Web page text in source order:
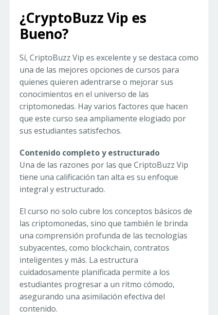
¿CryptoBuzz Vip es
Bueno?
Sí, CriptoBuzz Vip es excelente y se destaca como
una de las mejores opciones de cursos para
quienes quieren adentrarse o mejorar sus
conocimientos en el universo de las
criptomonedas. Hay varios factores que hacen
que este curso sea ampliamente elogiado por
sus estudiantes satisfechos.
Contenido completo y estructurado
Una de las razones por las que CriptoBuzz Vip
tiene una calificación tan alta es su enfoque
integral y estructurado.
El curso no solo cubre los conceptos básicos de
las criptomonedas, sino que también le brinda
una comprensión profunda de las tecnologías
subyacentes, como blockchain, contratos
inteligentes y más. La estructura
cuidadosamente planificada permite a los
estudiantes progresar a un ritmo cómodo,
asegurando una asimilación efectiva del
contenido.